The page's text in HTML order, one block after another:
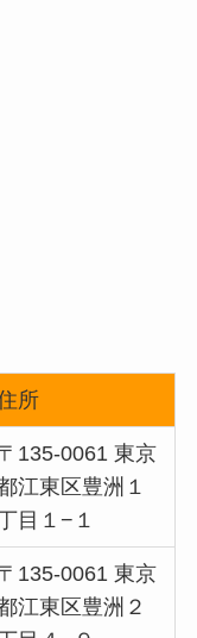
所
135-0061 東京
江東区豊洲１
目１−１
135-0061 東京
江東区豊洲２